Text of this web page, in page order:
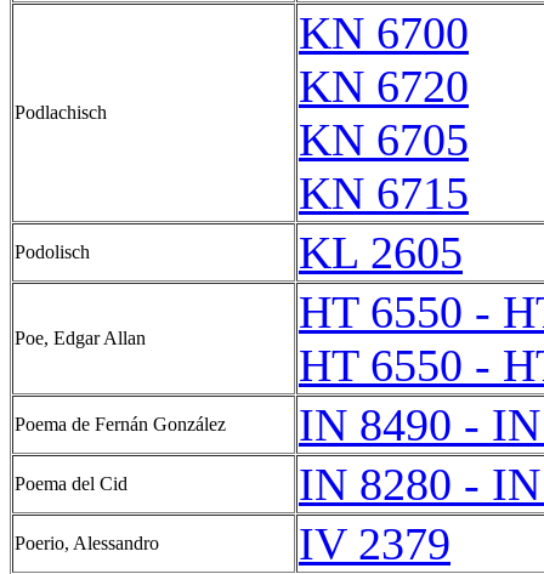
Podlachisch
KN 6700
KN 6720
KN 6705
KN 6715
Podolisch KL 2605
Poe, Edgar Allan
HT 6550 -
HT 6550 -
Poema de Fernán González IN 8490 -
Poema del Cid IN 8280 -
Poerio, Alessandro IV 2379